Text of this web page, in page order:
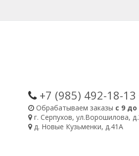
+7 (985) 492-18-13
Обрабатываем заказы с 9 до
г. Серпухов, ул.Ворошилова,
д. Новые Кузьменки, д.41А